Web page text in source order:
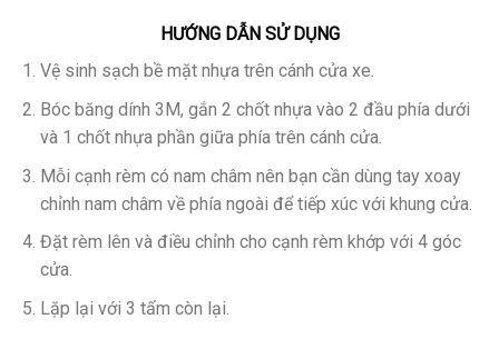
HƯỚNG DẪN SỬ DỤNG
Vệ sinh sạch bề mặt nhựa trên cánh cửa xe.
Bóc băng dính 3M, gắn 2 chốt nhựa vào 2 đầu phía dưới
và 1 chốt nhựa phần giữa phía trên cánh cửa.
Mỗi cạnh rèm có nam châm nên bạn cần dùng tay xoay
chỉnh nam châm về phía ngoài để tiếp xúc với khung cửa.
Đặt rèm lên và điều chỉnh cho cạnh rèm khớp với 4 góc
cửa.
Lặp lại với 3 tấm còn lại.